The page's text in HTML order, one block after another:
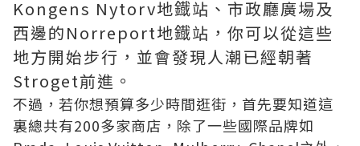
Kongens Nytorv地鐡站、市政廳廣場及
西邊的Norreport地鐡站，你可以從這些
地方開始步行，並會發現人潮已經朝著
Stroget前進。
不過，若你想預算多少時間逛街，首先要知道這
裏總共有200多家商店， 除了一些國際品牌如